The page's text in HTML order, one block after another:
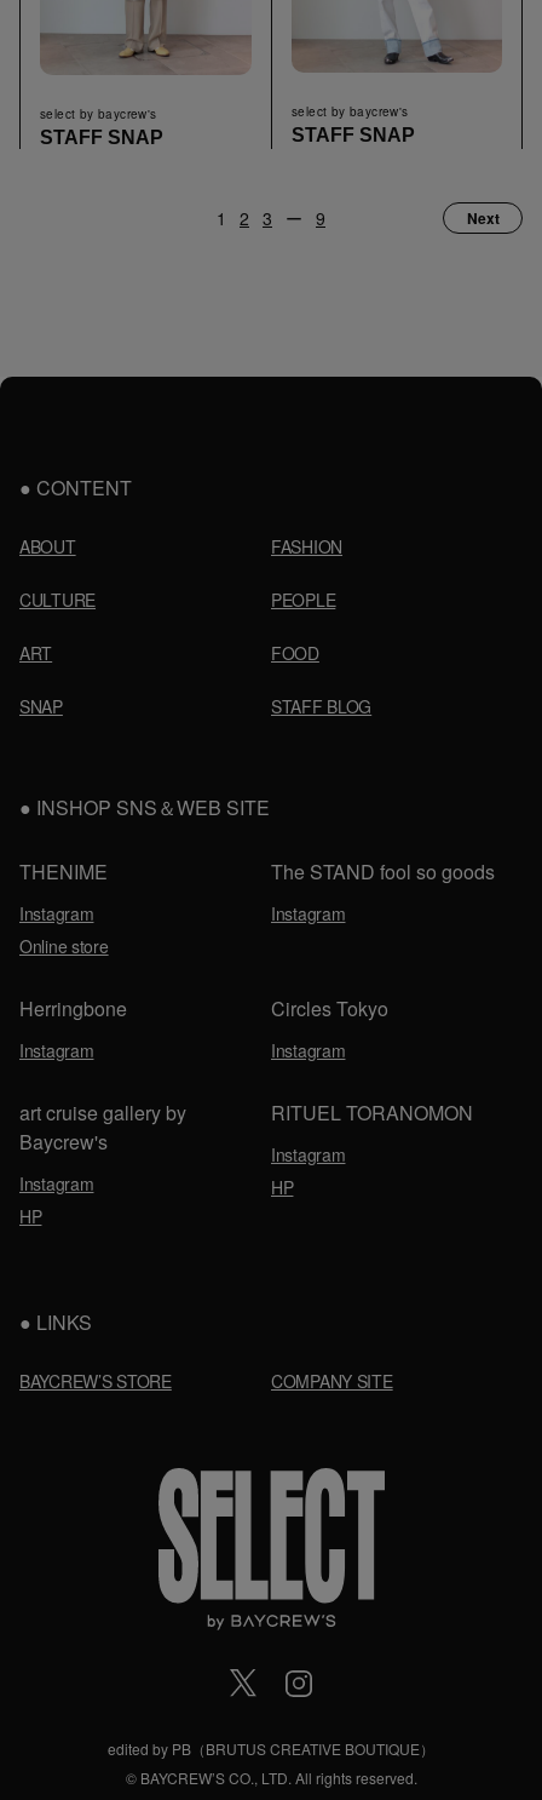
select by baycrew's
STAFF SNAP
select by baycrew's
STAFF SNAP
1 2 3 ー 9 Next
edited by PB（BRUTUS CREATIVE BOUTIQUE）
© BAYCREW’S CO., LTD. All rights reserved.
CONTENT
ABOUT FASHION
CULTURE PEOPLE
ART FOOD
SNAP STAFF BLOG
INSHOP SNS＆WEB SITE
THENIME
Instagram
Online store
The STAND fool so goods
Instagram
Herringbone
Instagram
Circles Tokyo
Instagram
art cruise gallery by
Baycrew's
Instagram
HP
RITUEL TORANOMON
Instagram
HP
LINKS
BAYCREW’S STORE COMPANY SITE